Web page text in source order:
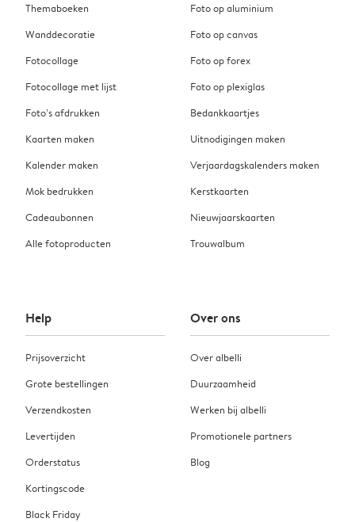
Themaboeken
Wanddecoratie
Fotocollage
Fotocollage met lijst
Foto’s afdrukken
Kaarten maken
Kalender maken
Mok bedrukken
Cadeaubonnen
Alle fotoproducten
Foto op aluminium
Foto op canvas
Foto op forex
Foto op plexiglas
Bedankkaartjes
Uitnodigingen maken
Verjaardagskalenders maken
Kerstkaarten
Nieuwjaarskaarten
Trouwalbum
Help
Prijsoverzicht
Grote bestellingen
Verzendkosten
Levertijden
Orderstatus
Kortingscode
Black Friday
Over ons
Over albelli
Duurzaamheid
Werken bij albelli
Promotionele partners
Blog